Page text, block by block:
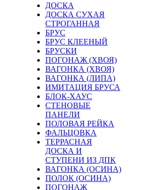
ДОСКА
ДОСКА СУХАЯ
СТРОГАННАЯ
БРУС
БРУС КЛЕЕНЫЙ
БРУСКИ
ПОГОНАЖ (ХВОЯ)
ВАГОНКА (ХВОЯ)
ВАГОНКА (ЛИПА)
ИМИТАЦИЯ БРУСА
БЛОК-ХАУС
СТЕНОВЫЕ
ПАНЕЛИ
ПОЛОВАЯ РЕЙКА
ФАЛЬЦОВКА
ТЕРРАСНАЯ
ДОСКА И
СТУПЕНИ ИЗ ДПК
ВАГОНКА (ОСИНА)
ПОЛОК (ОСИНА)
ПОГОНАЖ